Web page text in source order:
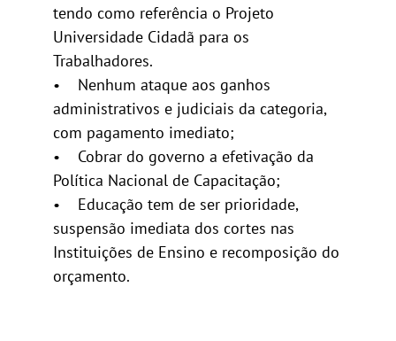
tendo como referência o Projeto
Universidade Cidadã para os
Trabalhadores.
• Nenhum ataque aos ganhos
administrativos e judiciais da categoria,
com pagamento imediato;
• Cobrar do governo a efetivação da
Política Nacional de Capacitação;
• Educação tem de ser prioridade,
suspensão imediata dos cortes nas
Instituições de Ensino e recomposição do
orçamento.